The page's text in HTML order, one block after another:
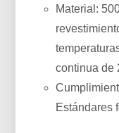
Material:
continua de
Estándares